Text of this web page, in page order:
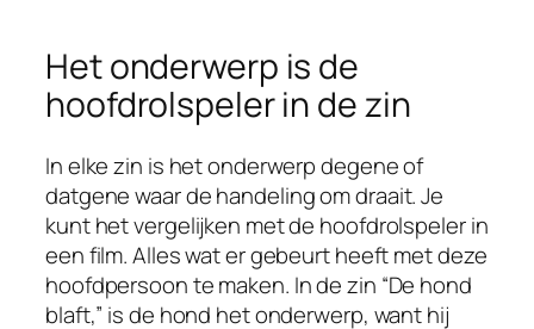
Het onderwerp is de
hoofdrolspeler in de zin
In elke zin is het onderwerp degene of
datgene waar de handeling om draait. Je
kunt het vergelijken met de hoofdrolspeler in
een film. Alles wat er gebeurt heeft met deze
hoofdpersoon te maken. In de zin “De hond
blaft,” is de hond het onderwerp, want hij